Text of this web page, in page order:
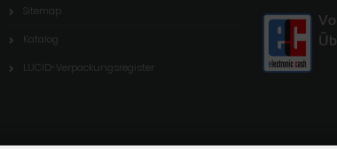
Sitemap
Katalog
LUCID-Verpackungsregister